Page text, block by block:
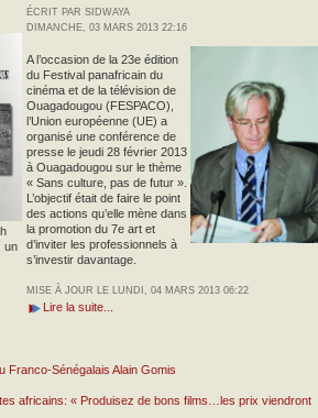
un
ÉCRIT PAR SIDWAYA
DIMANCHE, 03 MARS 2013 22:16
A l’occasion de la 23e édition
du Festival panafricain du
cinéma et de la télévision de
Ouagadougou (FESPACO),
l’Union européenne (UE) a
organisé une conférence de
presse le jeudi 28 février 2013
à Ouagadougou sur le thème
« Sans culture, pas de futur ».
L’objectif était de faire le point
des actions qu’elle mène dans
la promotion du 7e art et
d’inviter les professionnels à
s’investir davantage.
MISE À JOUR LE LUNDI, 04 MARS 2013 06:22
Lire la suite...
Franco-Sénégalais Alain Gomis
africains: « Produisez de bons films…les prix viendront